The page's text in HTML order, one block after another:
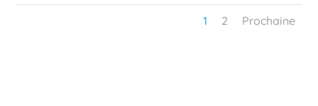
1 2 Prochaine